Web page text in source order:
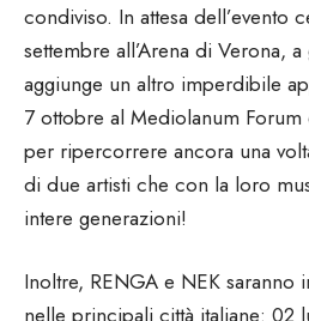
condiviso. In attesa dell’evento
settembre all’Arena di Verona,
aggiunge un altro imperdibile
7 ottobre al Mediolanum
per ripercorrere ancora una
di due artisti che con la loro
intere generazioni!
Inoltre, RENGA e NEK saranno
nelle principali città italiane: 02